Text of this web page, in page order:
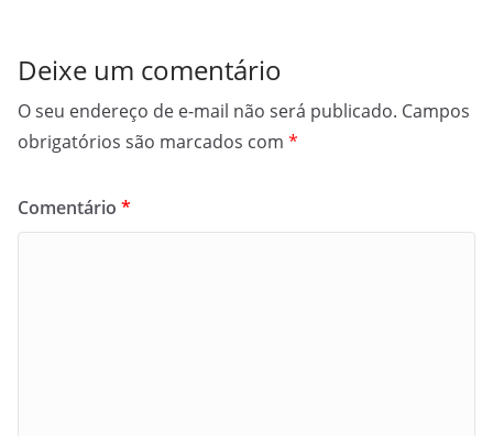
Deixe um comentário
O seu endereço de e-mail não será publicado. Campos
obrigatórios são marcados com *
Comentário *